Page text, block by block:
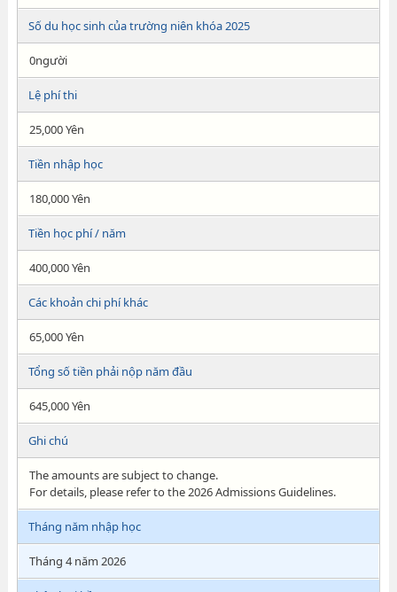
Số du học sinh của trường niên khóa 2025
0người
Lệ phí thi
25,000 Yên
Tiền nhập học
180,000 Yên
Tiền học phí / năm
400,000 Yên
Các khoản chi phí khác
65,000 Yên
Tổng số tiền phải nộp năm đầu
645,000 Yên
Ghi chú
The amounts are subject to change.
For details, please refer to the 2026 Admissions Guidelines.
Tháng năm nhập học
Tháng 4 năm 2026